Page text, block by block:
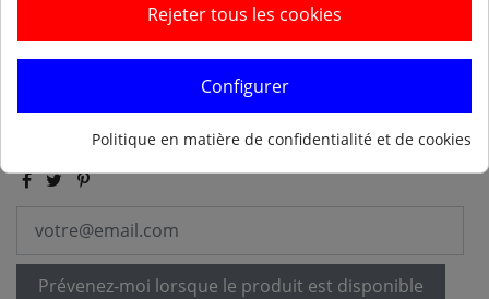
Ajouter au panier
Prévenez-moi lorsque le produit est disponible
Rejeter tous les cookies
Configurer
Politique en matière de confidentialité et de cookies